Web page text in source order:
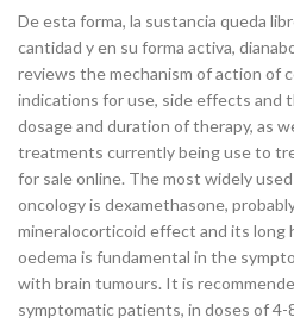
De esta forma, la sustancia queda
cantidad y en su forma activa,
reviews the mechanism of action of
indications for use, side effects and
dosage and duration of therapy, as
treatments currently being use to
for sale online. The most widely
oncology is dexamethasone,
mineralocorticoid effect and its long
oedema is fundamental in the
with brain tumours. It is
symptomatic patients, in doses of 4-